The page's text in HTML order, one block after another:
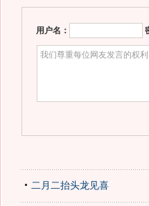
用户名：
二月二抬头龙见喜